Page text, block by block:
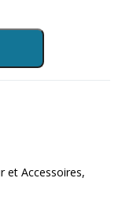
et Accessoires,